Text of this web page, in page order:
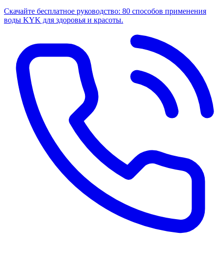
Скачайте бесплатное руководство: 80 способов применения
воды KYK для здоровья и красоты.